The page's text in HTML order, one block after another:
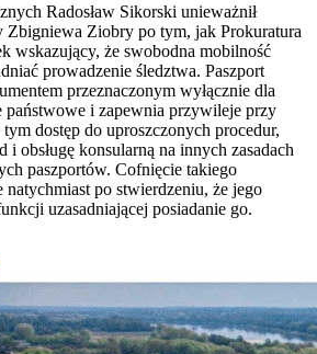
Radosław Sikorski unieważnił
Zbigniewa Ziobry po tym, jak Prokuratura
wskazujący, że swobodna mobilność
prowadzenie śledztwa. Paszport
przeznaczonym wyłącznie dla
państwowe i zapewnia przywileje przy
dostęp do uproszczonych procedur,
obsługę konsularną na innych zasadach
paszportów. Cofnięcie takiego
po stwierdzeniu, że jego
uzasadniającej posiadanie go.